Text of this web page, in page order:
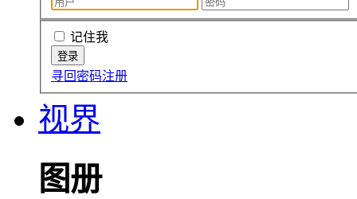
记住我
寻回密码注册
视界
图册